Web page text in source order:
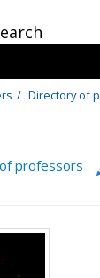
Directory of
professors